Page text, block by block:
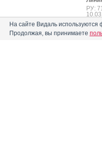
РУ:
На сайте Видаль используются
Продолжая, вы принимаете